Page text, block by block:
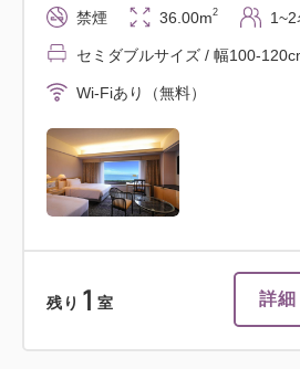
禁煙 36.00m2 1~2
セミダブルサイズ / 幅100-
Wi-Fiあり（無料）
残り 1 室 詳細